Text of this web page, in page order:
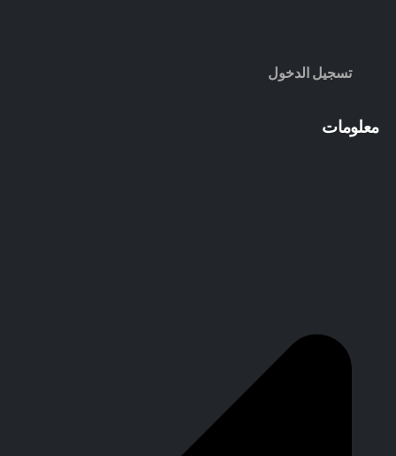
تسجيل الدخول
معلومات